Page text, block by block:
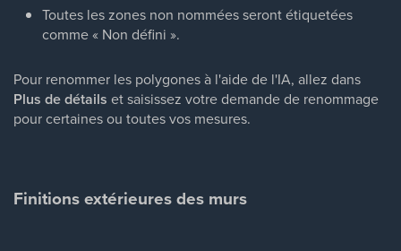
Toutes les zones non nommées seront étiquetées
comme « Non défini ».
Pour renommer les polygones à l'aide de l'IA, allez dans
Plus de détails et saisissez votre demande de renommage
pour certaines ou toutes vos mesures.
Finitions extérieures des murs